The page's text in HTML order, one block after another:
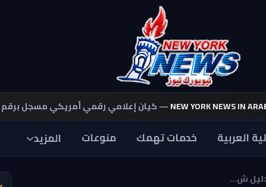
NEW YORK NEWS IN— كيان إعلامي رقمي أمريكي مسجل برقم
العربية خدمات تهمك منوعات المزيد
دليل ش...